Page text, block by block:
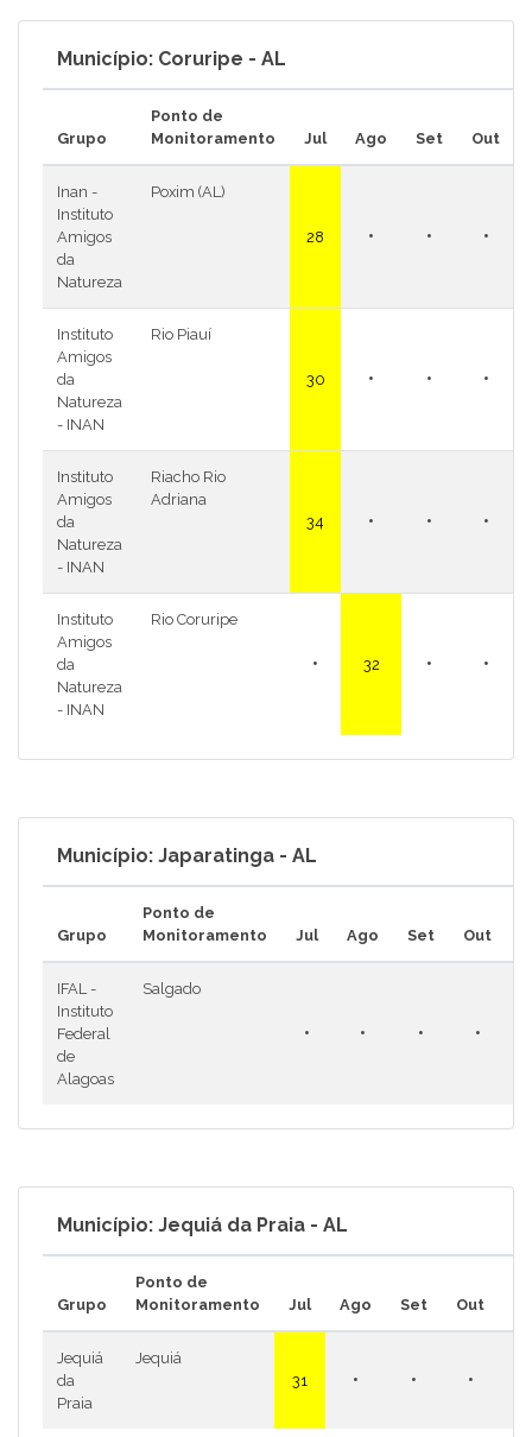
Município: Coruripe - AL
Grupo
Ponto de
Monitoramento
Jul Ago Set Out
Inan -
Instituto
Amigos
da
Natureza
Poxim (AL)
28 • • •
Instituto
Amigos
da
Natureza
- INAN
Rio Piauí
30 • • •
Instituto
Amigos
da
Natureza
- INAN
Riacho Rio
Adriana
34
• • •
Instituto
Amigos
da
Natureza
- INAN
Rio Coruripe
• 32 • •
Município: Japaratinga - AL
Grupo
Ponto de
Monitoramento
Jul Ago Set Out
IFAL -
Instituto
Federal
de
Alagoas
Salgado
• • • •
Município: Jequiá da Praia - AL
Grupo
Ponto de
Monitoramento
Jul Ago Set Out
Jequiá
da
Praia
Jequiá
31
• • •